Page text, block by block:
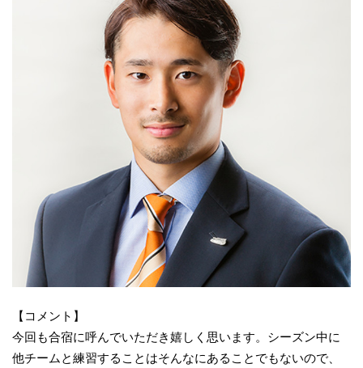
【コメント】
今回も合宿に呼んでいただき嬉しく思います。シーズン中に
他チームと練習することはそんなにあることでもないので、